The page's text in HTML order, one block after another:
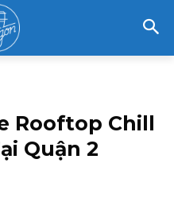
Rooftop Chill
Quận 2